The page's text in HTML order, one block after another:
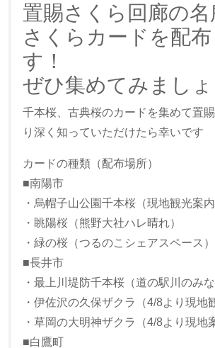
置賜さくら回廊の
さくらカードを配布
す！
ぜひ集めてみましょ
千本桜、古典桜のカードを集めて置
り深く知っていただけたら幸いです
カードの種類（配布場所）
■南陽市
・烏帽子山公園千本桜（現地観光案内
・眺陽桜（熊野大社ハレ晴れ）
・緑の桜（つるのこシェアスペース）
■長井市
・最上川堤防千本桜（道の駅川のみな
・伊佐沢の久保ザクラ（4/8より現地
・草岡の大明神ザクラ（4/8より現地
■白鷹町